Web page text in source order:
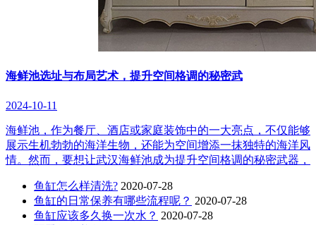
海鲜池选址与布局艺术，提升空间格调的秘密武
2024-10-11
海鲜池，作为餐厅、酒店或家庭装饰中的一大亮点，不仅能够
展示生机勃勃的海洋生物，还能为空间增添一抹独特的海洋风
情。然而，要想让武汉海鲜池成为提升空间格调的秘密武器，
鱼缸怎么样清洗? 2020-07-28
鱼缸的日常保养有哪些流程呢？ 2020-07-28
鱼缸应该多久换一次水？ 2020-07-28